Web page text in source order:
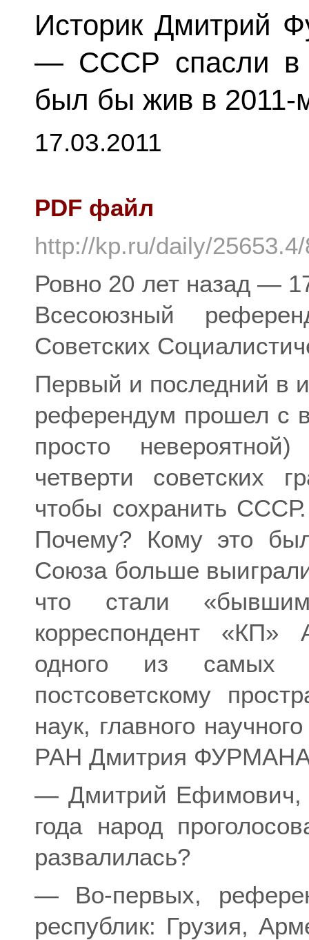
Историк Дмитрий
— СССР спасли в
был бы жив в 2011-
17.03.2011
PDF файл
http://kp.ru/daily/
Ровно 20 лет назад —
Всесоюзный
Советских
Первый и последний в
референдум прошел с
просто
четверти советских
чтобы сохранить
Почему? Кому это
Союза больше
что стали
корреспондент
одного из самых
постсоветскому
наук, главного
РАН Дмитрия
— Дмитрий Ефимович,
года народ
развалилась?
— Во-первых,
республик: Грузия,